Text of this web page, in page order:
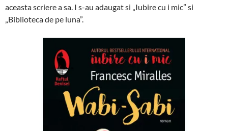
aceasta scriere a sa. I s-au adaugat si „Iubire cu i mic” si
„Biblioteca de pe luna”.